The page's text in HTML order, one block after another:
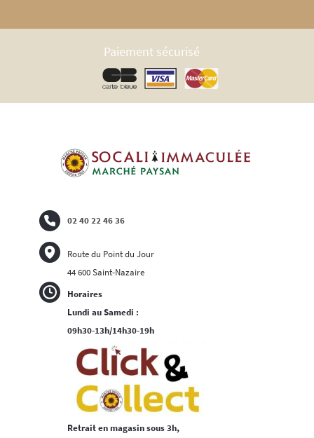
Paiement sécurisé
Horaires
Lundi au Samedi :
09h30-13h/14h30-19h
Retrait en magasin sous 3h,
02 40 22 46 36
Route du Point du Jour
44 600 Saint-Nazaire